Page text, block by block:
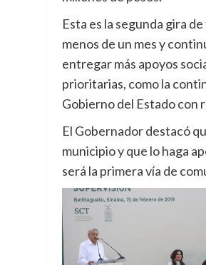
Esta es la segunda gira
menos de un mes y
entregar más apoyos
prioritarias, como la
Gobierno del Estado con
El Gobernador destacó
municipio y que lo haga
será la primera vía de